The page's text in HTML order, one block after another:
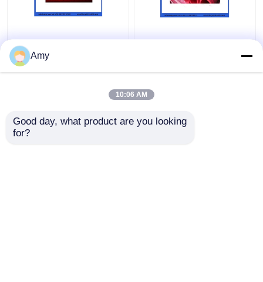
Amy
10:06 AM
Good day, what product are you looking
for?